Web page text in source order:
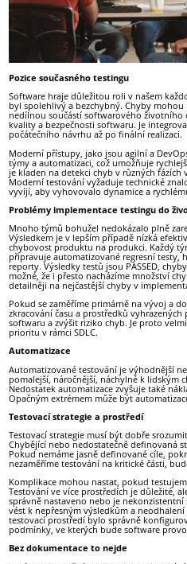
Pozice současného testingu
Software hraje důležitou roli v našem
byl spolehlivý a bezchybný. Chyby
nedílnou součástí softwarového životního
kvality a bezpečnosti softwaru. Je
počátečního návrhu až po finální realizaci.
Moderní přístupy, jako jsou agilní a
týmy a automatizaci, což umožňuje
je kladen na detekci chyb v různých fázích
Moderní testování vyžaduje technické
vyvíjí, aby vyhovovalo dynamice a
Problémy implementace testingu do
Mnoho týmů bohužel nedokázalo plně
Výsledkem je v lepším případě nízká
chybovost produktu na produkci. Každý
připravuje automatizované regresní testy,
reporty. Výsledky testů jsou PASSED,
možné, že i přesto nacházíme množství
detailněji na nejčastější chyby v
Pokud se zaměříme primárně na vývoj a
zkracování času a prostředků
softwaru a zvýšit riziko chyb. Je proto
prioritu v rámci SDLC.
Automatizace
Automatizované testování je výhodnější
pomalejší, náročnější, náchylné k lidským
Nedostatek automatizace zvyšuje také
Opačným extrémem může být
Testovací strategie a prostředí
Testovací strategie musí být dobře
Chybějící nebo nedostatečně definovaná
Pokud nemáme jasně definované cíle,
nezaměříme testování na kritické části,
Komplikace mohou nastat, pokud
Testování ve více prostředích je důležité,
správně nastaveno nebo je
vést k nepřesným výsledkům a
testovací prostředí bylo správně
podmínky, ve kterých bude software
Bez dokumentace to nejde